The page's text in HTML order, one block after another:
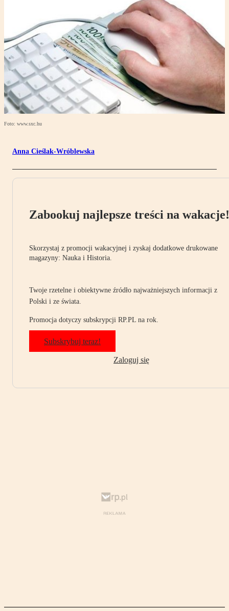
Foto: www.sxc.hu
Anna Cieślak-Wróblewska
Zabookuj najlepsze treści na wakacje!
Skorzystaj z promocji wakacyjnej i zyskaj dodatkowe drukowane
magazyny: Nauka i Historia.
Twoje rzetelne i obiektywne źródło najważniejszych informacji z
Polski i ze świata.
Promocja dotyczy subskrypcji RP.PL na rok.
Subskrybuj teraz!
Zaloguj się